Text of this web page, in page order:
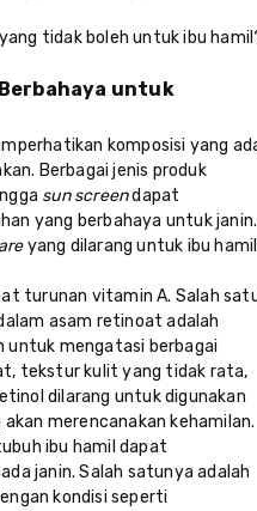
yang tidak boleh untuk ibu
untuk
komposisi yang
Berbagai jenis produk
sun screendapat
yang berbahaya untuk janin.
yang dilarang untuk ibu
turunan vitamin A. Salah
asam retinoat adalah
untuk mengatasi berbagai
tekstur kulit yang tidak rata,
dilarang untuk digunakan
merencanakan kehamilan.
ibu hamil dapat
janin. Salah satunya adalah
kondisi seperti